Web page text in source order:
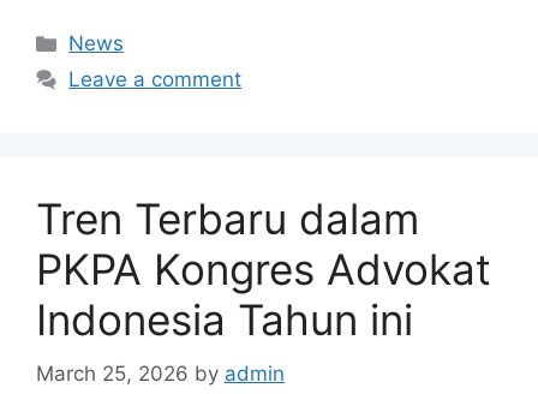
Categories
News
Leave a comment
Tren Terbaru dalam
PKPA Kongres Advokat
Indonesia Tahun ini
March 25, 2026 by admin